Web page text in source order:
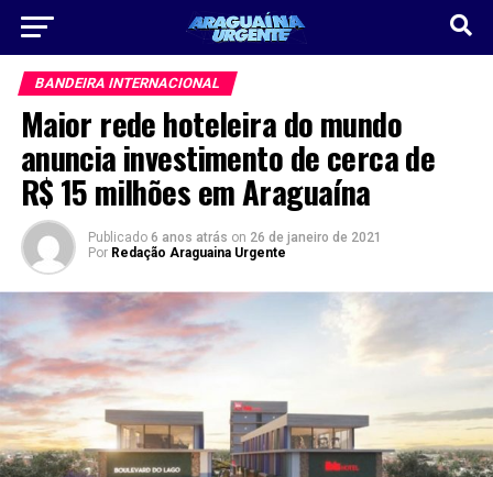
BANDEIRA INTERNACIONAL
Maior rede hoteleira do mundo
anuncia investimento de cerca de
R$ 15 milhões em Araguaína
Publicado 6 anos atrás on 26 de janeiro de 2021
Por Redação Araguaina Urgente